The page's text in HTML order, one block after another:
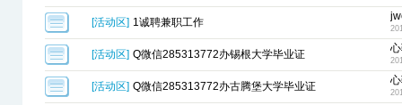
[活动区] 1诚聘兼职工作
[活动区] Q微信285313772办锡根大学毕业证
[活动区] Q微信285313772办古腾堡大学毕业证